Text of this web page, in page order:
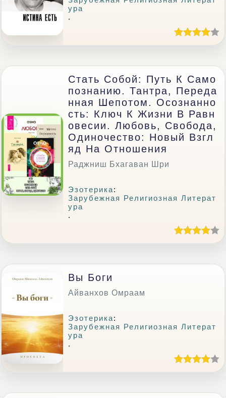
Ура
.
Стать Собой: Путь К Само
Познанию. Тантра, Переда
Нная Шепотом. Осознанно
Сть: Ключ К Жизни В Равн
Овесии. Любовь, Свобода,
Одиночество: Новый Взгл
Яд На Отношения
Раджниш Бхагаван Шри
Эзотерика:
Зарубежная Религиозная Литерат
Ура
.
Вы Боги
Айванхов Омраам
Эзотерика:
Зарубежная Религиозная Литерат
Ура
.